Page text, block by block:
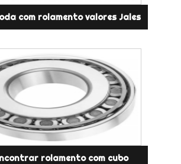
com rolamento valores Jales
rolamento com cubo